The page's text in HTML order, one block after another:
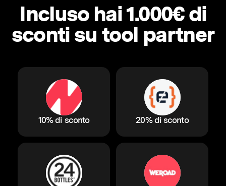
Incluso hai 1.000€ di
sconti su tool partner
10% di sconto 20% di sconto